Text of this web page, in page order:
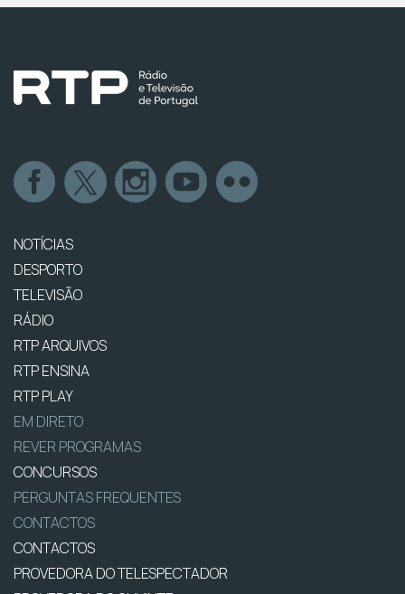
NOTÍCIAS
DESPORTO
TELEVISÃO
RÁDIO
RTP ARQUIVOS
RTP ENSINA
RTP PLAY
EM DIRETO
REVER PROGRAMAS
CONCURSOS
PERGUNTAS FREQUENTES
CONTACTOS
CONTACTOS
PROVEDORA DO TELESPECTADOR